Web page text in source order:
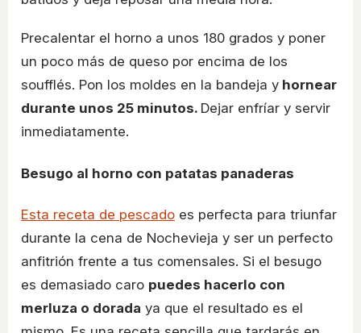
Precalentar el horno a unos 180 grados y poner
un poco más de queso por encima de los
soufflés. Pon los moldes en la bandeja y hornear
durante unos 25 minutos. Dejar enfríar y servir
inmediatamente.
Besugo al horno con patatas panaderas
Esta receta de pescado es perfecta para triunfar
durante la cena de Nochevieja y ser un perfecto
anfitrión frente a tus comensales. Si el besugo
es demasiado caro puedes hacerlo con
merluza o dorada ya que el resultado es el